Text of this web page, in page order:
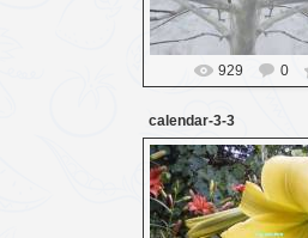
929 0
calendar-3-3
16.03.2016